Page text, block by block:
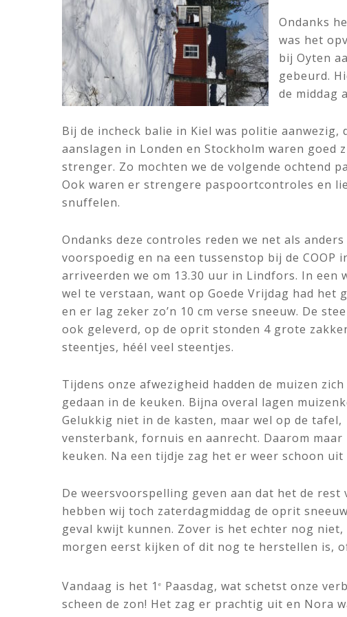
Ondanks
was het
bij Oyten
gebeurd.
de middag
Bij de incheck balie in Kiel was politie
aanslagen in Londen en Stockholm waren goed
strenger. Zo mochten we de volgende ochtend
Ook waren er strengere paspoortcontroles en
snuffelen.
Ondanks deze controles reden we net als
voorspoedig en na een tussenstop bij de COOP
arriveerden we om 13.30 uur in Lindfors. In een
wel te verstaan, want op Goede Vrijdag had het
en er lag zeker zo’n 10 cm verse sneeuw. De
ook geleverd, op de oprit stonden 4 grote
steentjes, héél veel steentjes.
Tijdens onze afwezigheid hadden de muizen
gedaan in de keuken. Bijna overal lagen
Gelukkig niet in de kasten, maar wel op de tafel,
vensterbank, fornuis en aanrecht. Daarom
keuken. Na een tijdje zag het er weer schoon
De weersvoorspelling geven aan dat het de
hebben wij toch zaterdagmiddag de oprit
geval kwijt kunnen. Zover is het echter nog
morgen eerst kijken of dit nog te herstellen is,
Vandaag is het 1 e
Paasdag, wat schetst onze
scheen de zon! Het zag er prachtig uit en Nora